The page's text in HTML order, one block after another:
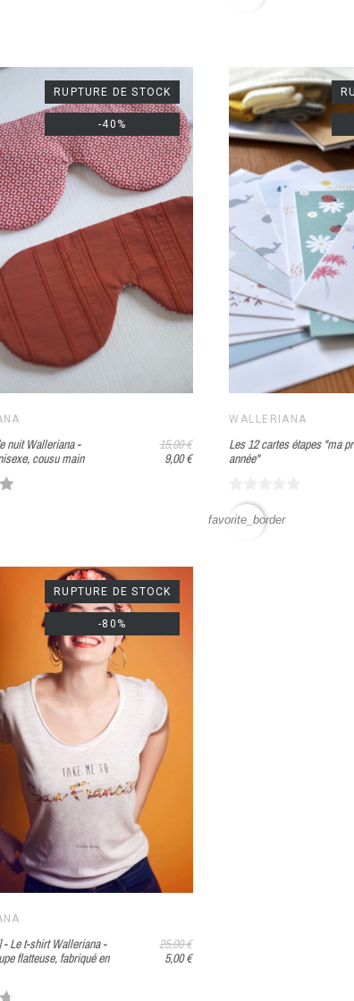
nuit Walleriana -
cousu main
15,00 €
9,00 €
RUPTURE DE STOCK
-40%
WALLERIANA
Les 12 cartes étapes "ma
année"
favorite_border
- Le t-shirt Walleriana -
flatteuse, fabriqué en
25,00 €
5,00 €
RUPTURE DE STOCK
-80%